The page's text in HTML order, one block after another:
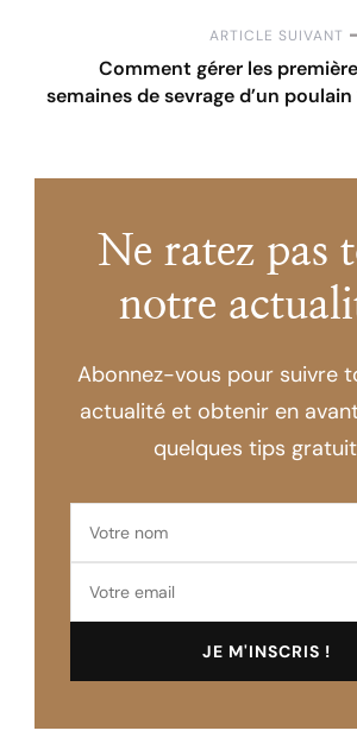
ARTICLE SUIVANT
Comment gérer les
semaines de sevrage d’un poulain
Ne ratez pas
notre
Abonnez-vous pour suivre
actualité et obtenir en
quelques tips